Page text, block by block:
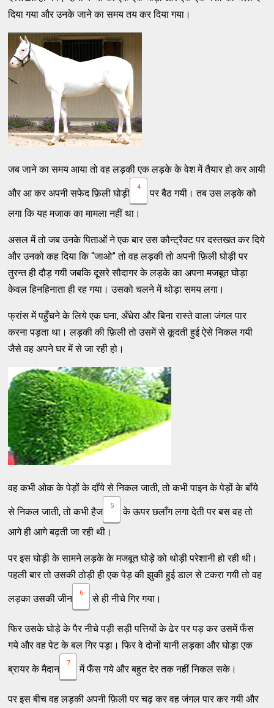
दिया गया और उनके जाने का समय तय कर दिया गया।
जब जाने का समय आया तो वह लड़की एक लड़के के वेश में तैयार हो कर आयी
और आ कर अपनी सफेद फ़िली घोड़ी
4
पर बैठ गयी। तब उस लड़के को
लगा कि यह मजाक का मामला नहीं था।
असल में तो जब उनके पिताओं ने एक बार उस कौन्ट्रैक्ट पर दस्तखत कर दिये
और उनको कह दिया कि “जाओ” तो वह लड़की तो अपनी फ़िली घोड़ी पर
तुरन्त ही दौड़ गयी जबकि दूसरे सौदागर के लड़के का अपना मजबूत घोड़ा
केवल हिनहिनाता ही रह गया। उसको चलने में थोड़ा समय लगा।
फ्रांस में पहुँचने के लिये एक घना, अ‍ँधेरा और बिना रास्ते वाला जंगल पार
करना पड़ता था। लड़की की फ़िली तो उसमें से कूदती हुई ऐसे निकल गयी
जैसे वह अपने घर में से जा रही हो।
वह कभी ओक के पेड़ों के दाँये से निकल जाती, तो कभी पाइन के पेड़ों के बाँये
से निकल जाती, तो कभी हैज
5
के ऊपर छलाँग लगा देती पर बस वह तो
आगे ही आगे बढ़ती जा रही थी।
पर इस घोड़ी के सामने लड़के के मजबूत घोड़े को थोड़ी परेशानी हो रही थी।
पहली बार तो उसकी ठोड़ी ही एक पेड़ की झुकी हुई डाल से टकरा गयी तो वह
लड़का उसकी जीन
6
से ही नीचे गिर गया।
फिर उसके घोड़े के पैर नीचे पड़ी सड़ी पत्तियों के ढेर पर पड़ कर उसमें फँस
गये और वह पेट के बल गिर पड़ा। फिर वे दोनों यानी लड़का और घोड़ा एक
ब्रायर के मैदान
7
में फँस गये और बहुत देर तक नहीं निकल सके।
पर इस बीच वह लड़की अपनी फ़िली पर चढ़ कर वह जंगल पार कर गयी और